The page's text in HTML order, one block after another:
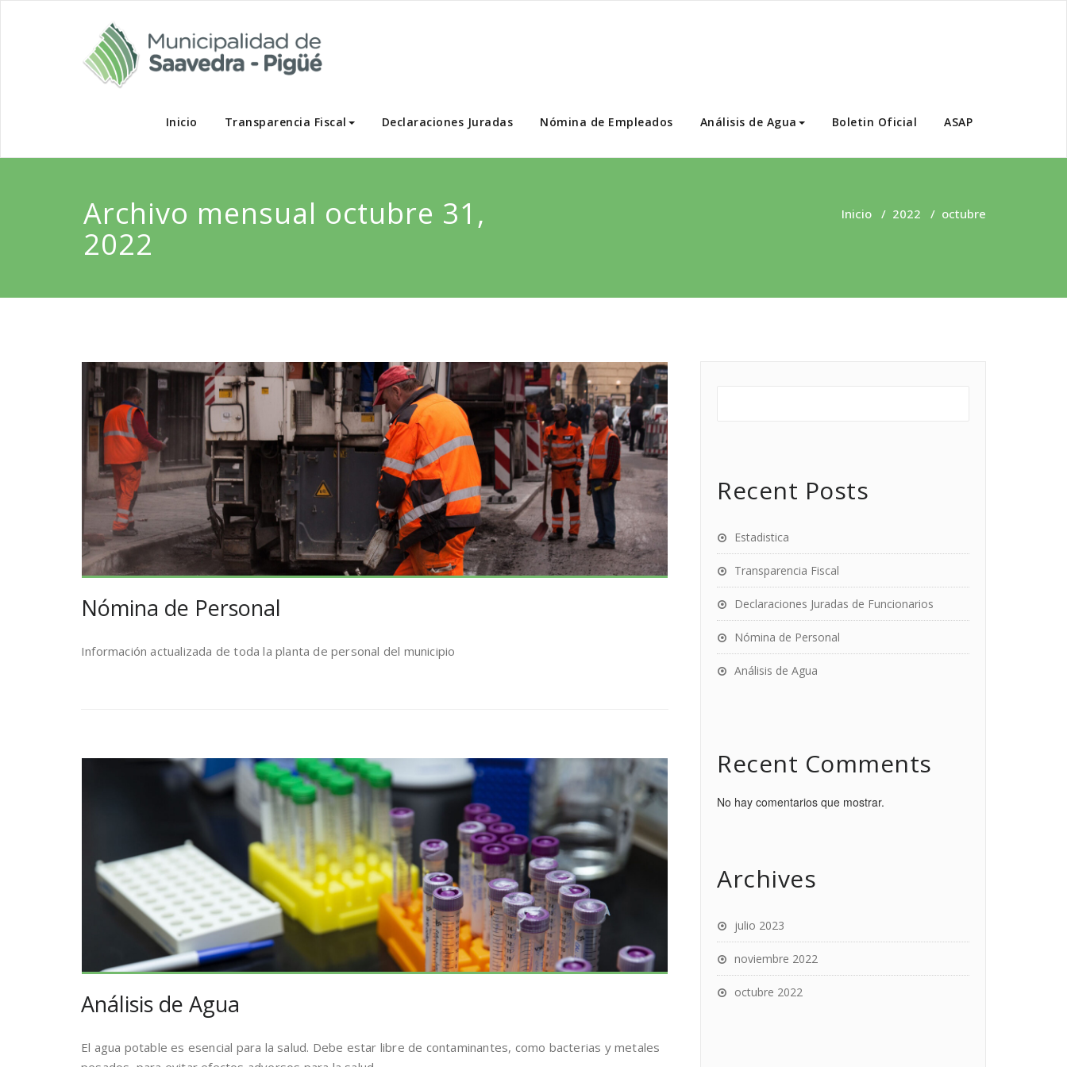
Inicio Transparencia Fiscal Declaraciones Juradas Nómina de Empleados Análisis de Agua Boletin Oficial ASAP
Archivo mensual octubre 31,
2022
Inicio / 2022 / octubre
Nómina de Personal
Información actualizada de toda la planta de personal del municipio
Análisis de Agua
El agua potable es esencial para la salud. Debe estar libre de contaminantes, como bacterias y metales
Recent Posts
Estadistica
Transparencia Fiscal
Declaraciones Juradas de Funcionarios
Nómina de Personal
Análisis de Agua
Recent Comments
No hay comentarios que mostrar.
Archives
julio 2023
noviembre 2022
octubre 2022